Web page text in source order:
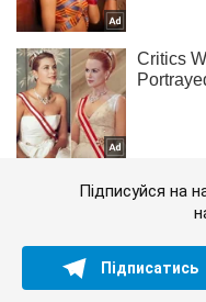
Підписуйся на
Підписатись